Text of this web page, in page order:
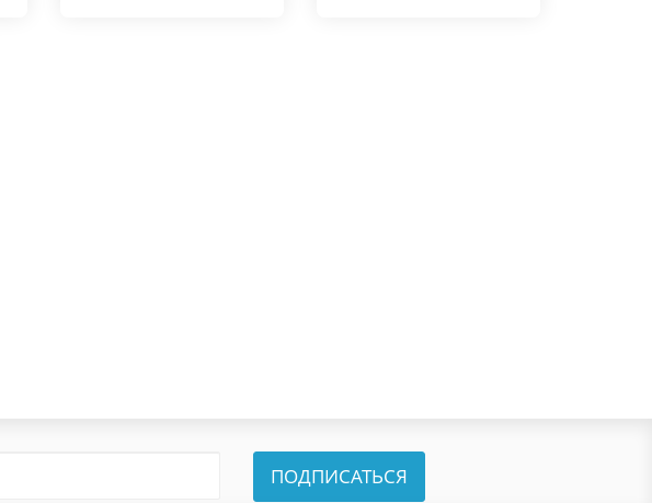
ПОДПИСАТЬСЯ